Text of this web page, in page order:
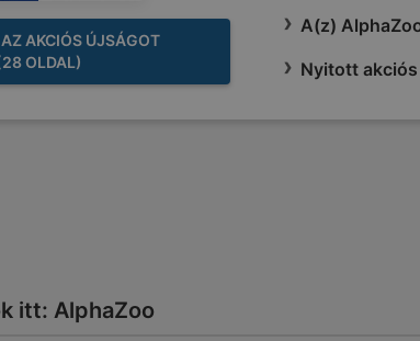
AKCIÓS ÚJSÁGOT
OLDAL)
A(z)
Nyitott
itt: AlphaZoo